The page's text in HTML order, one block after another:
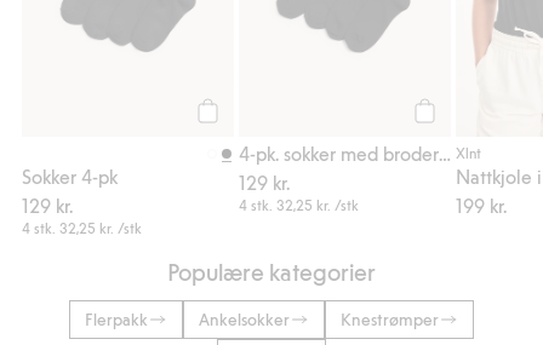
Sokker 4-pk
129 kr.
4 stk. 32,25 kr. /stk
129 kr.
4 stk. 32,25 kr. /stk
Xlnt
Nattkjole
199 kr.
Populære kategorier
Flerpakk Ankelsokker
Knestrømper